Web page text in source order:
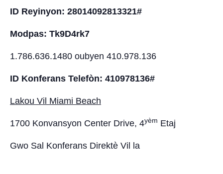
ID Reyinyon: 28014092813321#
Modpas: Tk9D4rk7
1.786.636.1480 oubyen 410.978.136
ID Konferans Telefòn: 410978136#
Lakou Vil Miami Beach
1700 Konvansyon Center Drive, 4yèm Etaj
Gwo Sal Konferans Direktè Vil la